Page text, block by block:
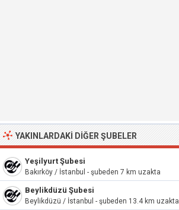
YAKINLARDAKI DIĞER ŞUBELER
Yeşilyurt Şubesi
Bakırköy / İstanbul - şubeden 7 km uzakta
Beylikdüzü Şubesi
Beylikdüzü / İstanbul - şubeden 13.4 km uzakta